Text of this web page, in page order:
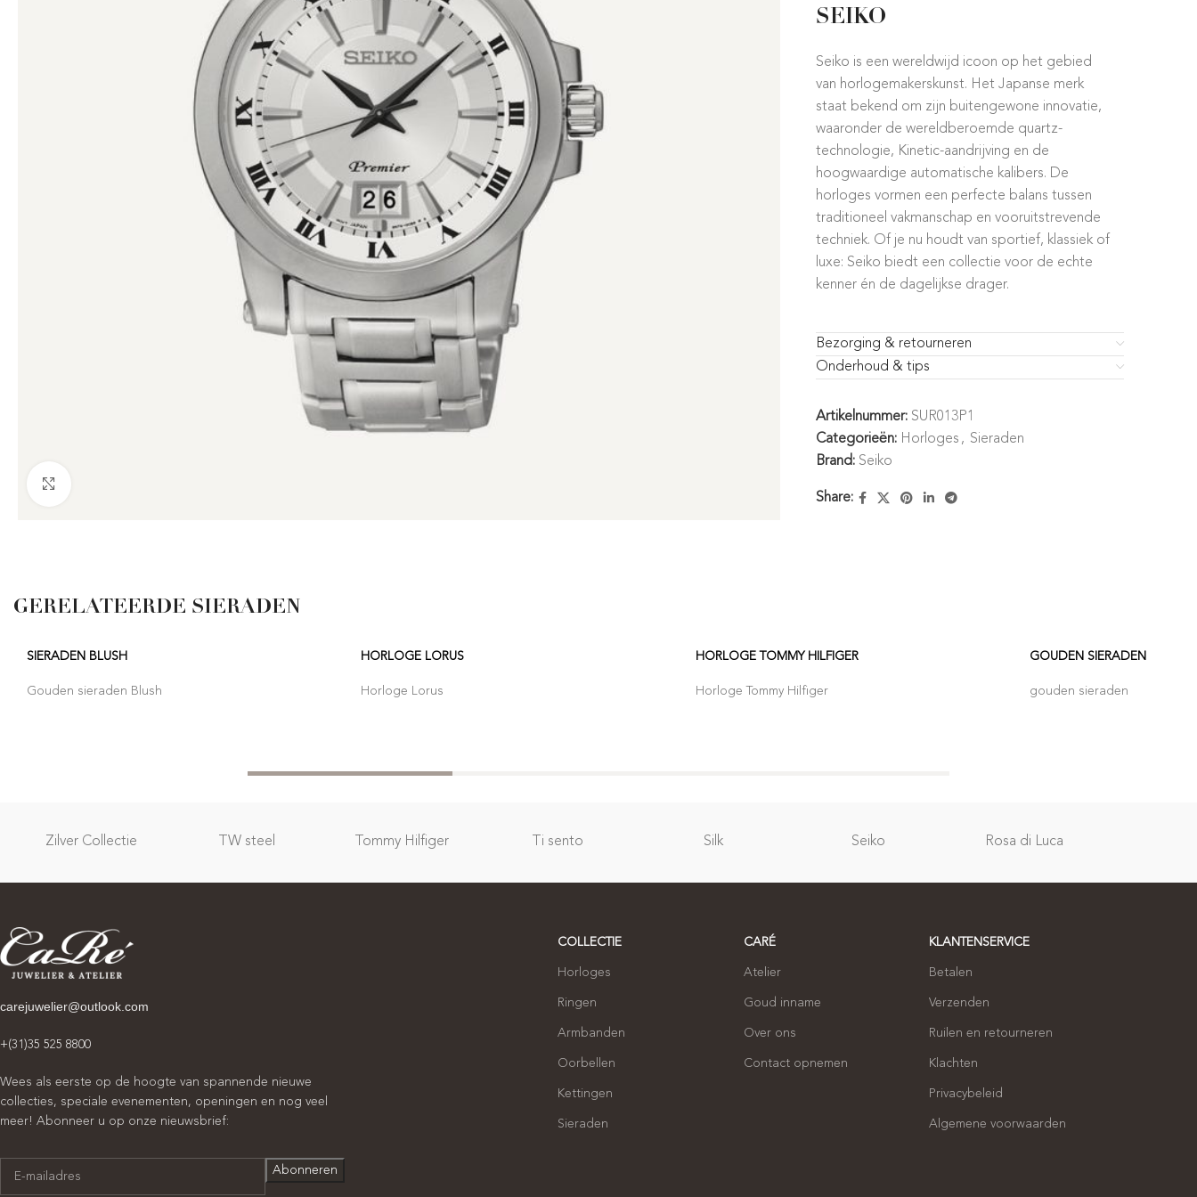
SEIKO
Seiko is een wereldwijd icoon op het gebied
van horlogemakerskunst. Het Japanse merk
staat bekend om zijn buitengewone innovatie,
waaronder de wereldberoemde quartz-
technologie, Kinetic-aandrijving en de
hoogwaardige automatische kalibers. De
horloges vormen een perfecte balans tussen
traditioneel vakmanschap en vooruitstrevende
techniek. Of je nu houdt van sportief, klassiek of
luxe: Seiko biedt een collectie voor de echte
kenner én de dagelijkse drager.
Bezorging & retourneren
Onderhoud & tips
Artikelnummer: SUR013P1
Categorieën: Horloges , Sieraden
Brand: Seiko
Share:
GERELATEERDE SIERADEN
SIERADEN BLUSH
Gouden sieraden Blush
HORLOGE LORUS
Horloge Lorus
HORLOGE TOMMY HILFIGER
Horloge Tommy Hilfiger
GOUDEN SIERADEN
gouden sieraden
Zilver Collectie TW steel Tommy Hilfiger Ti sento Silk Seiko Rosa di Luca
carejuwelier@outlook.com
+(31)35 525 8800
Wees als eerste op de hoogte van spannende nieuwe
collecties, speciale evenementen, openingen en nog veel
meer! Abonneer u op onze nieuwsbrief:
COLLECTIE
Horloges
Ringen
Armbanden
Oorbellen
Kettingen
Sieraden
CARÉ
Atelier
Goud inname
Over ons
Contact opnemen
KLANTENSERVICE
Betalen
Verzenden
Ruilen en retourneren
Klachten
Privacybeleid
Algemene voorwaarden